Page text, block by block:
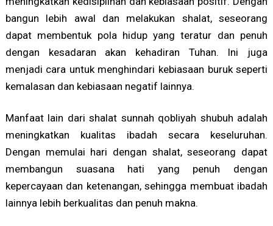
bangun lebih awal dan melakukan shalat, seseorang
dapat membentuk pola hidup yang teratur dan penuh
dengan kesadaran akan kehadiran Tuhan. Ini juga
menjadi cara untuk menghindari kebiasaan buruk seperti
kemalasan dan kebiasaan negatif lainnya.
Manfaat lain dari shalat sunnah qobliyah shubuh adalah
meningkatkan kualitas ibadah secara keseluruhan.
Dengan memulai hari dengan shalat, seseorang dapat
membangun suasana hati yang penuh dengan
kepercayaan dan ketenangan, sehingga membuat ibadah
lainnya lebih berkualitas dan penuh makna.